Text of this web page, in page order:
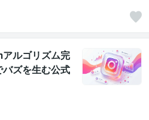
アルゴリズム完
ズを生む公式